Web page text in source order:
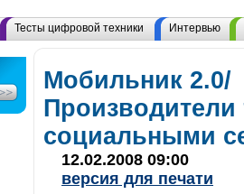
Тесты цифровой техники Интервью
Мобильник 2.0/
социальными
12.02.2008 09:00
версия для печати